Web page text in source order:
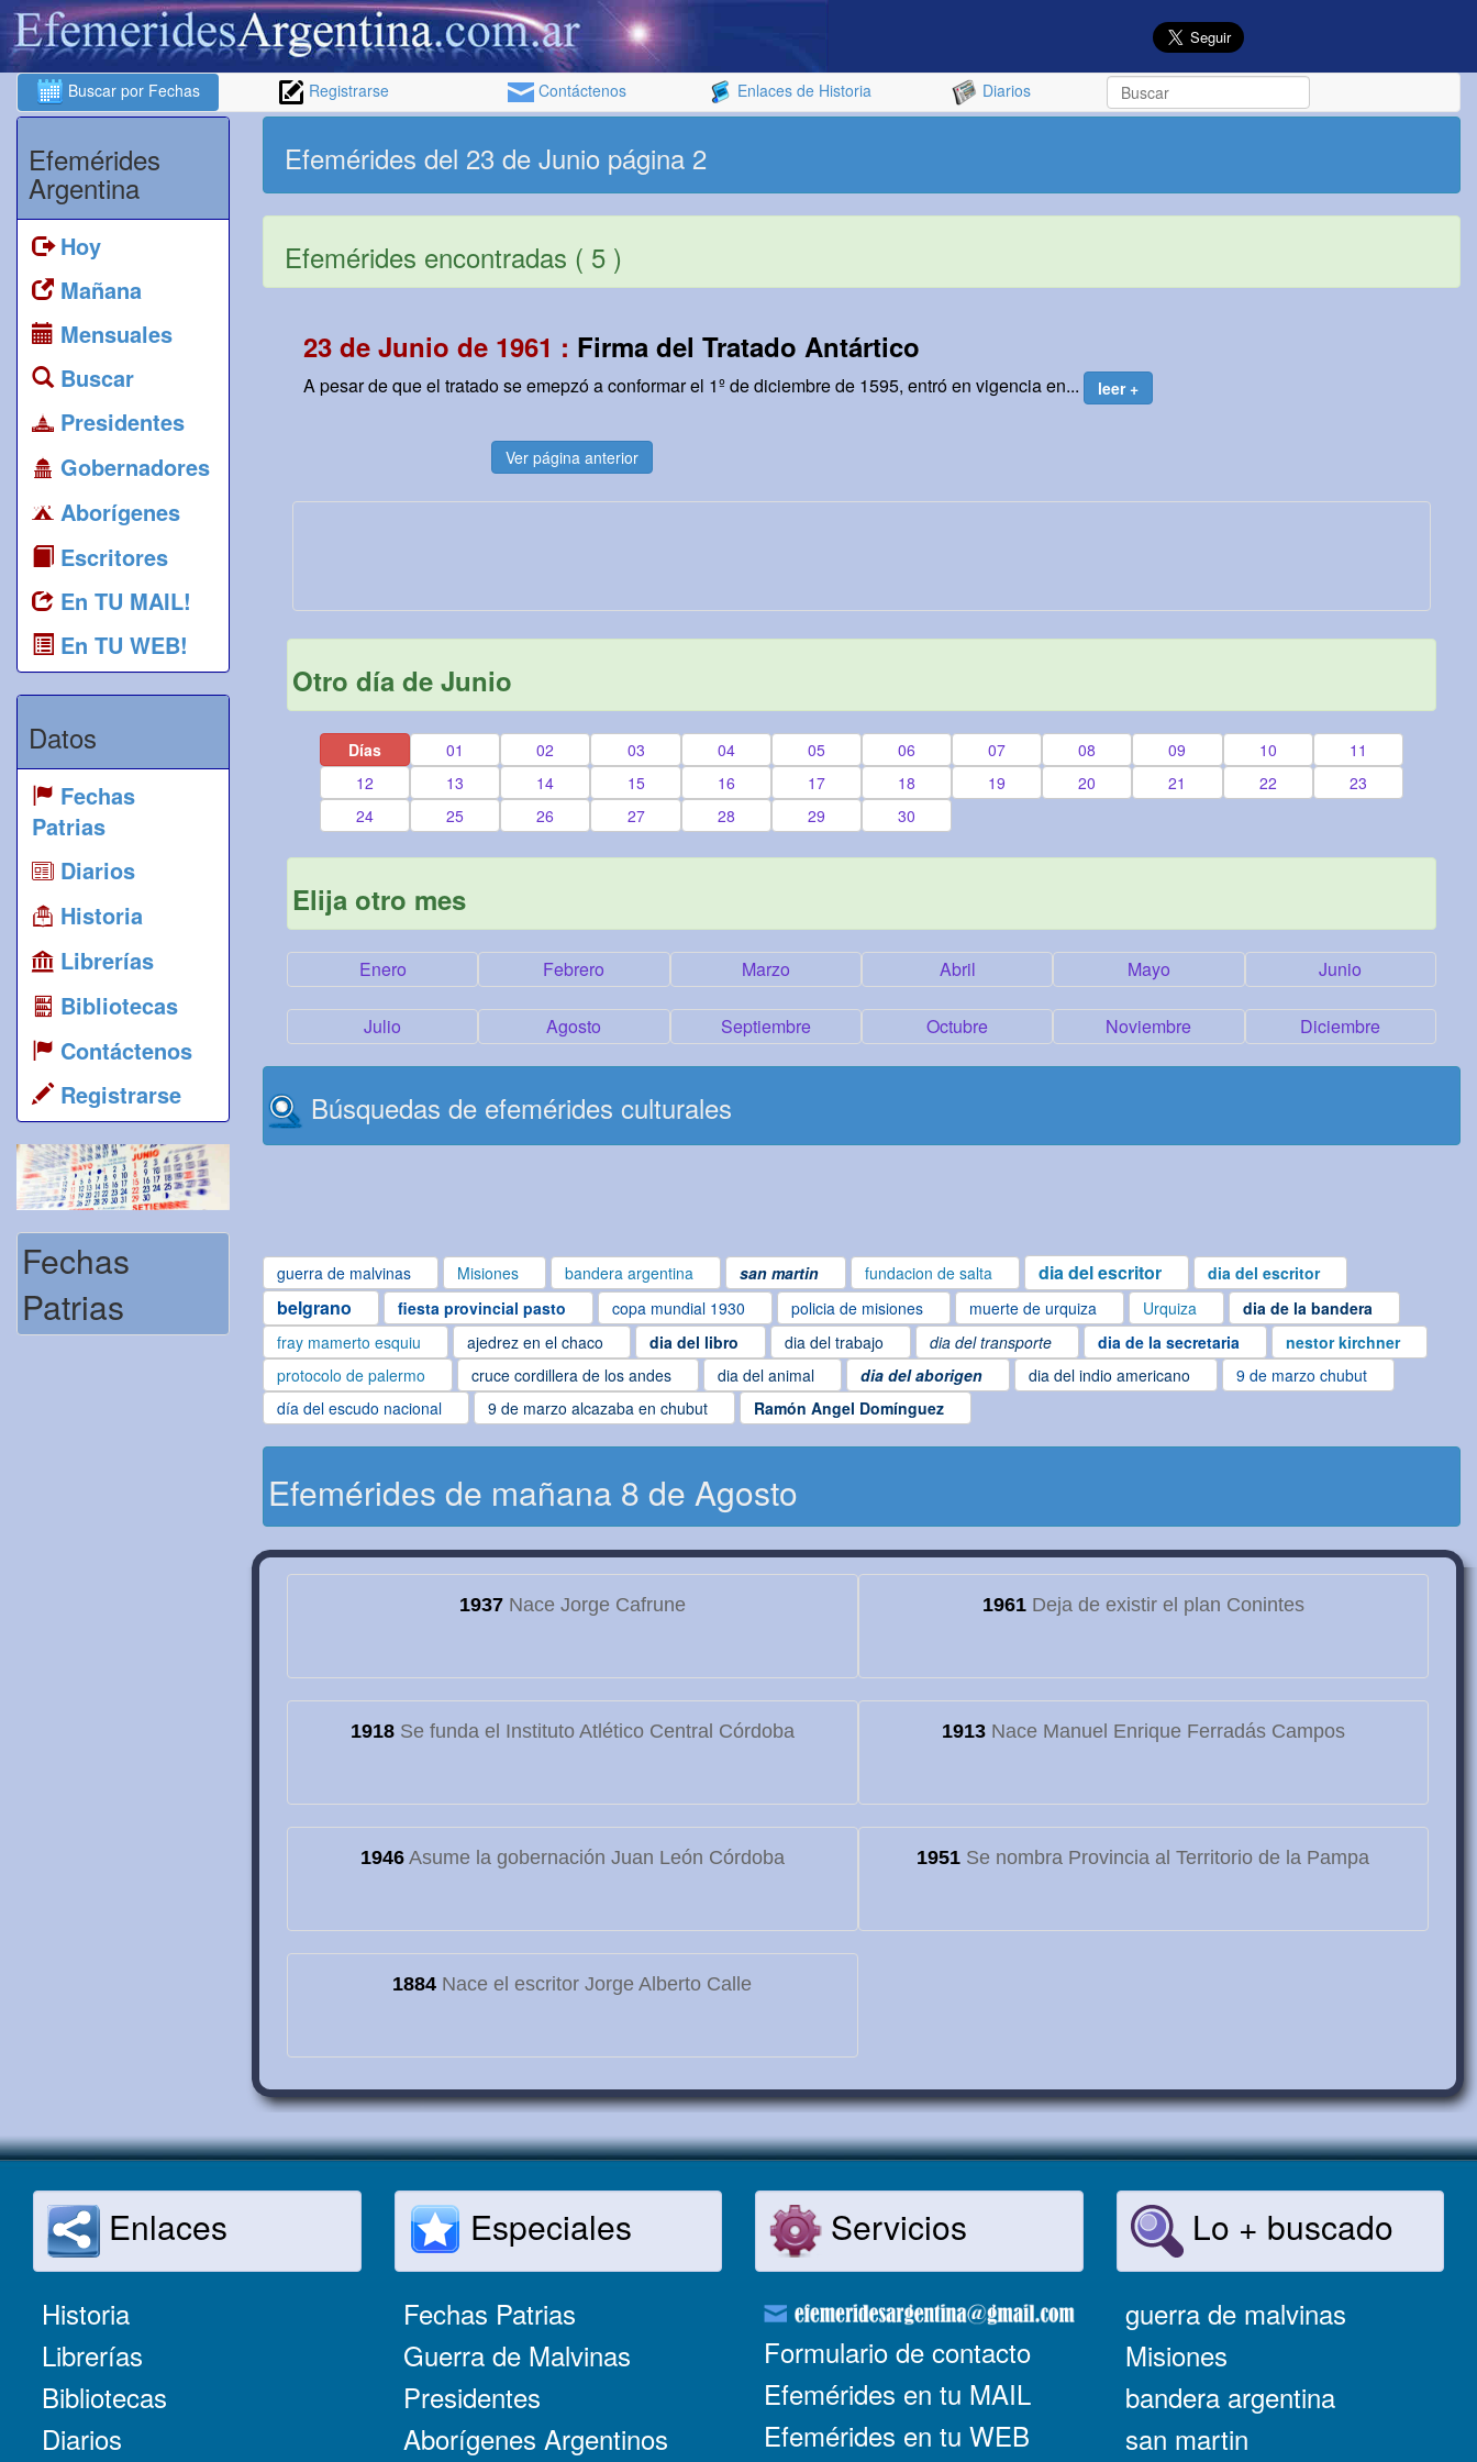
Buscar por Fechas Registrarse Contáctenos Enlaces de Historia Diarios
Efemérides
Argentina
Hoy
Mañana
Mensuales
Buscar
Presidentes
Gobernadores
Aborígenes
Escritores
En TU MAIL!
En TU WEB!
Datos
Fechas
Patrias
Diarios
Historia
Librerías
Bibliotecas
Contáctenos
Registrarse
Fechas
Patrias
Efemérides del 23 de Junio página 2
Efemérides encontradas ( 5 )
23 de Junio de 1961 : Firma del Tratado Antártico
A pesar de que el tratado se emepzó a conformar el 1º de diciembre de 1595, entró en vigencia en... leer +
Ver página anterior
Otro día de Junio
Días 01 02 03 04 05 06 07 08 09 10
11
12
13 14 15 16 17 18 19 20 21 22
23
24
25 26 27 28 29 30
Elija otro mes
Enero Febrero Marzo Abril Mayo Junio
Julio Agosto Septiembre Octubre Noviembre Diciembre
Búsquedas de efemérides culturales
guerra de malvinas Misiones bandera argentina san martin fundacion de salta dia del escritor dia del escritor
belgrano fiesta provincial pasto copa mundial 1930 policia de misiones muerte de urquiza Urquiza
dia de la bandera
fray mamerto esquiu
ajedrez en el chaco dia del libro dia del trabajo dia del transporte dia de la secretaria
nestor kirchner
protocolo de palermo
cruce cordillera de los andes dia del animal dia del aborigen dia del indio americano
9 de marzo chubut
día del escudo nacional
9 de marzo alcazaba en chubut Ramón Angel Domínguez
Efemérides de mañana 8 de Agosto
1937Nace Jorge Cafrune 1961Deja de existir el plan Conintes
1918Se funda el Instituto Atlético Central Córdoba 1913Nace Manuel Enrique Ferradás Campos
1946Asume la gobernación Juan León Córdoba 1951 Se nombra Provincia al Territorio de la Pampa
1884 Nace el escritor Jorge Alberto Calle
Enlaces
Historia
Librerías
Bibliotecas
Diarios
Especiales
Fechas Patrias
Guerra de Malvinas
Presidentes
Aborígenes Argentinos
Servicios
Formulario de contacto
Efemérides en tu MAIL
Efemérides en tu WEB
Lo + buscado
guerra de malvinas
Misiones
bandera argentina
san martin